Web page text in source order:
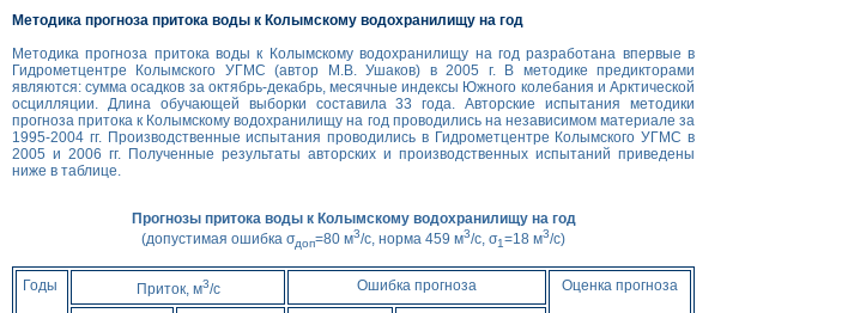
Методика прогноза притока воды к Колымскому водохранилищу на год
Методика прогноза притока воды к Колымскому водохранилищу на год разработана впервые в
Гидрометцентре Колымского УГМС (автор М.В. Ушаков) в 2005 г. В методике предикторами
являются: сумма осадков за октябрь-декабрь, месячные индексы Южного колебания и Арктической
осцилляции. Длина обучающей выборки составила 33 года. Авторские испытания методики
прогноза притока к Колымскому водохранилищу на год проводились на независимом материале за
1995-2004 гг. Производственные испытания проводились в Гидрометцентре Колымского УГМС в
2005 и 2006 гг. Полученные результаты авторских и производственных испытаний приведены
ниже в таблице.
Прогнозы притока воды к Колымскому водохранилищу на год
(допустимая ошибка σдоп=80 м3/с, норма 459 м3/с, σ1=18 м3/с)
Годы Приток, м3/с Ошибка прогноза Оценка прогноза